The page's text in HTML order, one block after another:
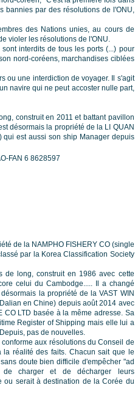
bannies par des résolutions de l'ONU,
des Nations unies, au cours de
violer les résolutions de l'ONU.
interdits de tous les ports (...) pour
nord-coréens, marchandises ciblées
ou une interdiction de voyager. Il s'agit
navire qui ne peut accoster nulle part,
construit en 2011 et battant pavillon
désormais la propriété de la LI QUAN
qui est aussi son ship Manager depuis
de la NAMPHO FISHERY CO (single
par la Korea Classification Society
de long, construit en 1986 avec cette
celui du Cambodge..... Il a changé
la propriété de la VAST WIN
en Chine) depuis août 2014 avec
CO LTD basée à la même adresse. Sa
Register of Shipping mais elle lui a
pas de nouvelles.
aux résolutions du Conseil de
réalité des faits. Chacun sait que le
doute bien difficile d'empêcher "ad
de charger et de décharger leurs
ou serait à destination de la Corée du